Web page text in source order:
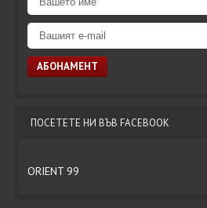
ПОСЕТЕТЕ НИ ВЪВ FACEBOOK
ORIENT 99